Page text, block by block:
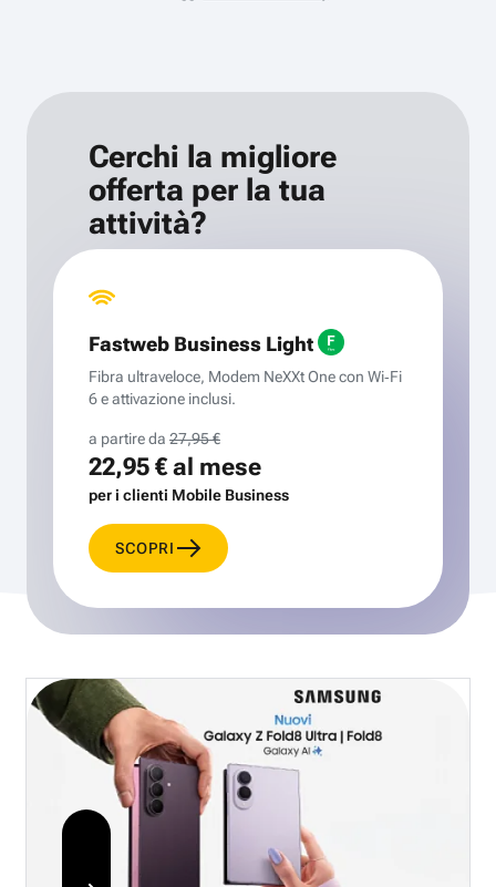
Cerchi la migliore
offerta per la tua
attività?
Fastweb Business Light
Fibra ultraveloce, Modem NeXXt One con Wi‑Fi
6 e attivazione inclusi.
a partire da 27,95 €
22,95 €al mese
per i clienti Mobile Business
SCOPRI